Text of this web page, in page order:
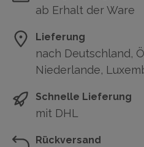
ab Erhalt der Ware
Lieferung
nach Deutschland,
Niederlande,
Schnelle Lieferung
mit DHL
Rückversand